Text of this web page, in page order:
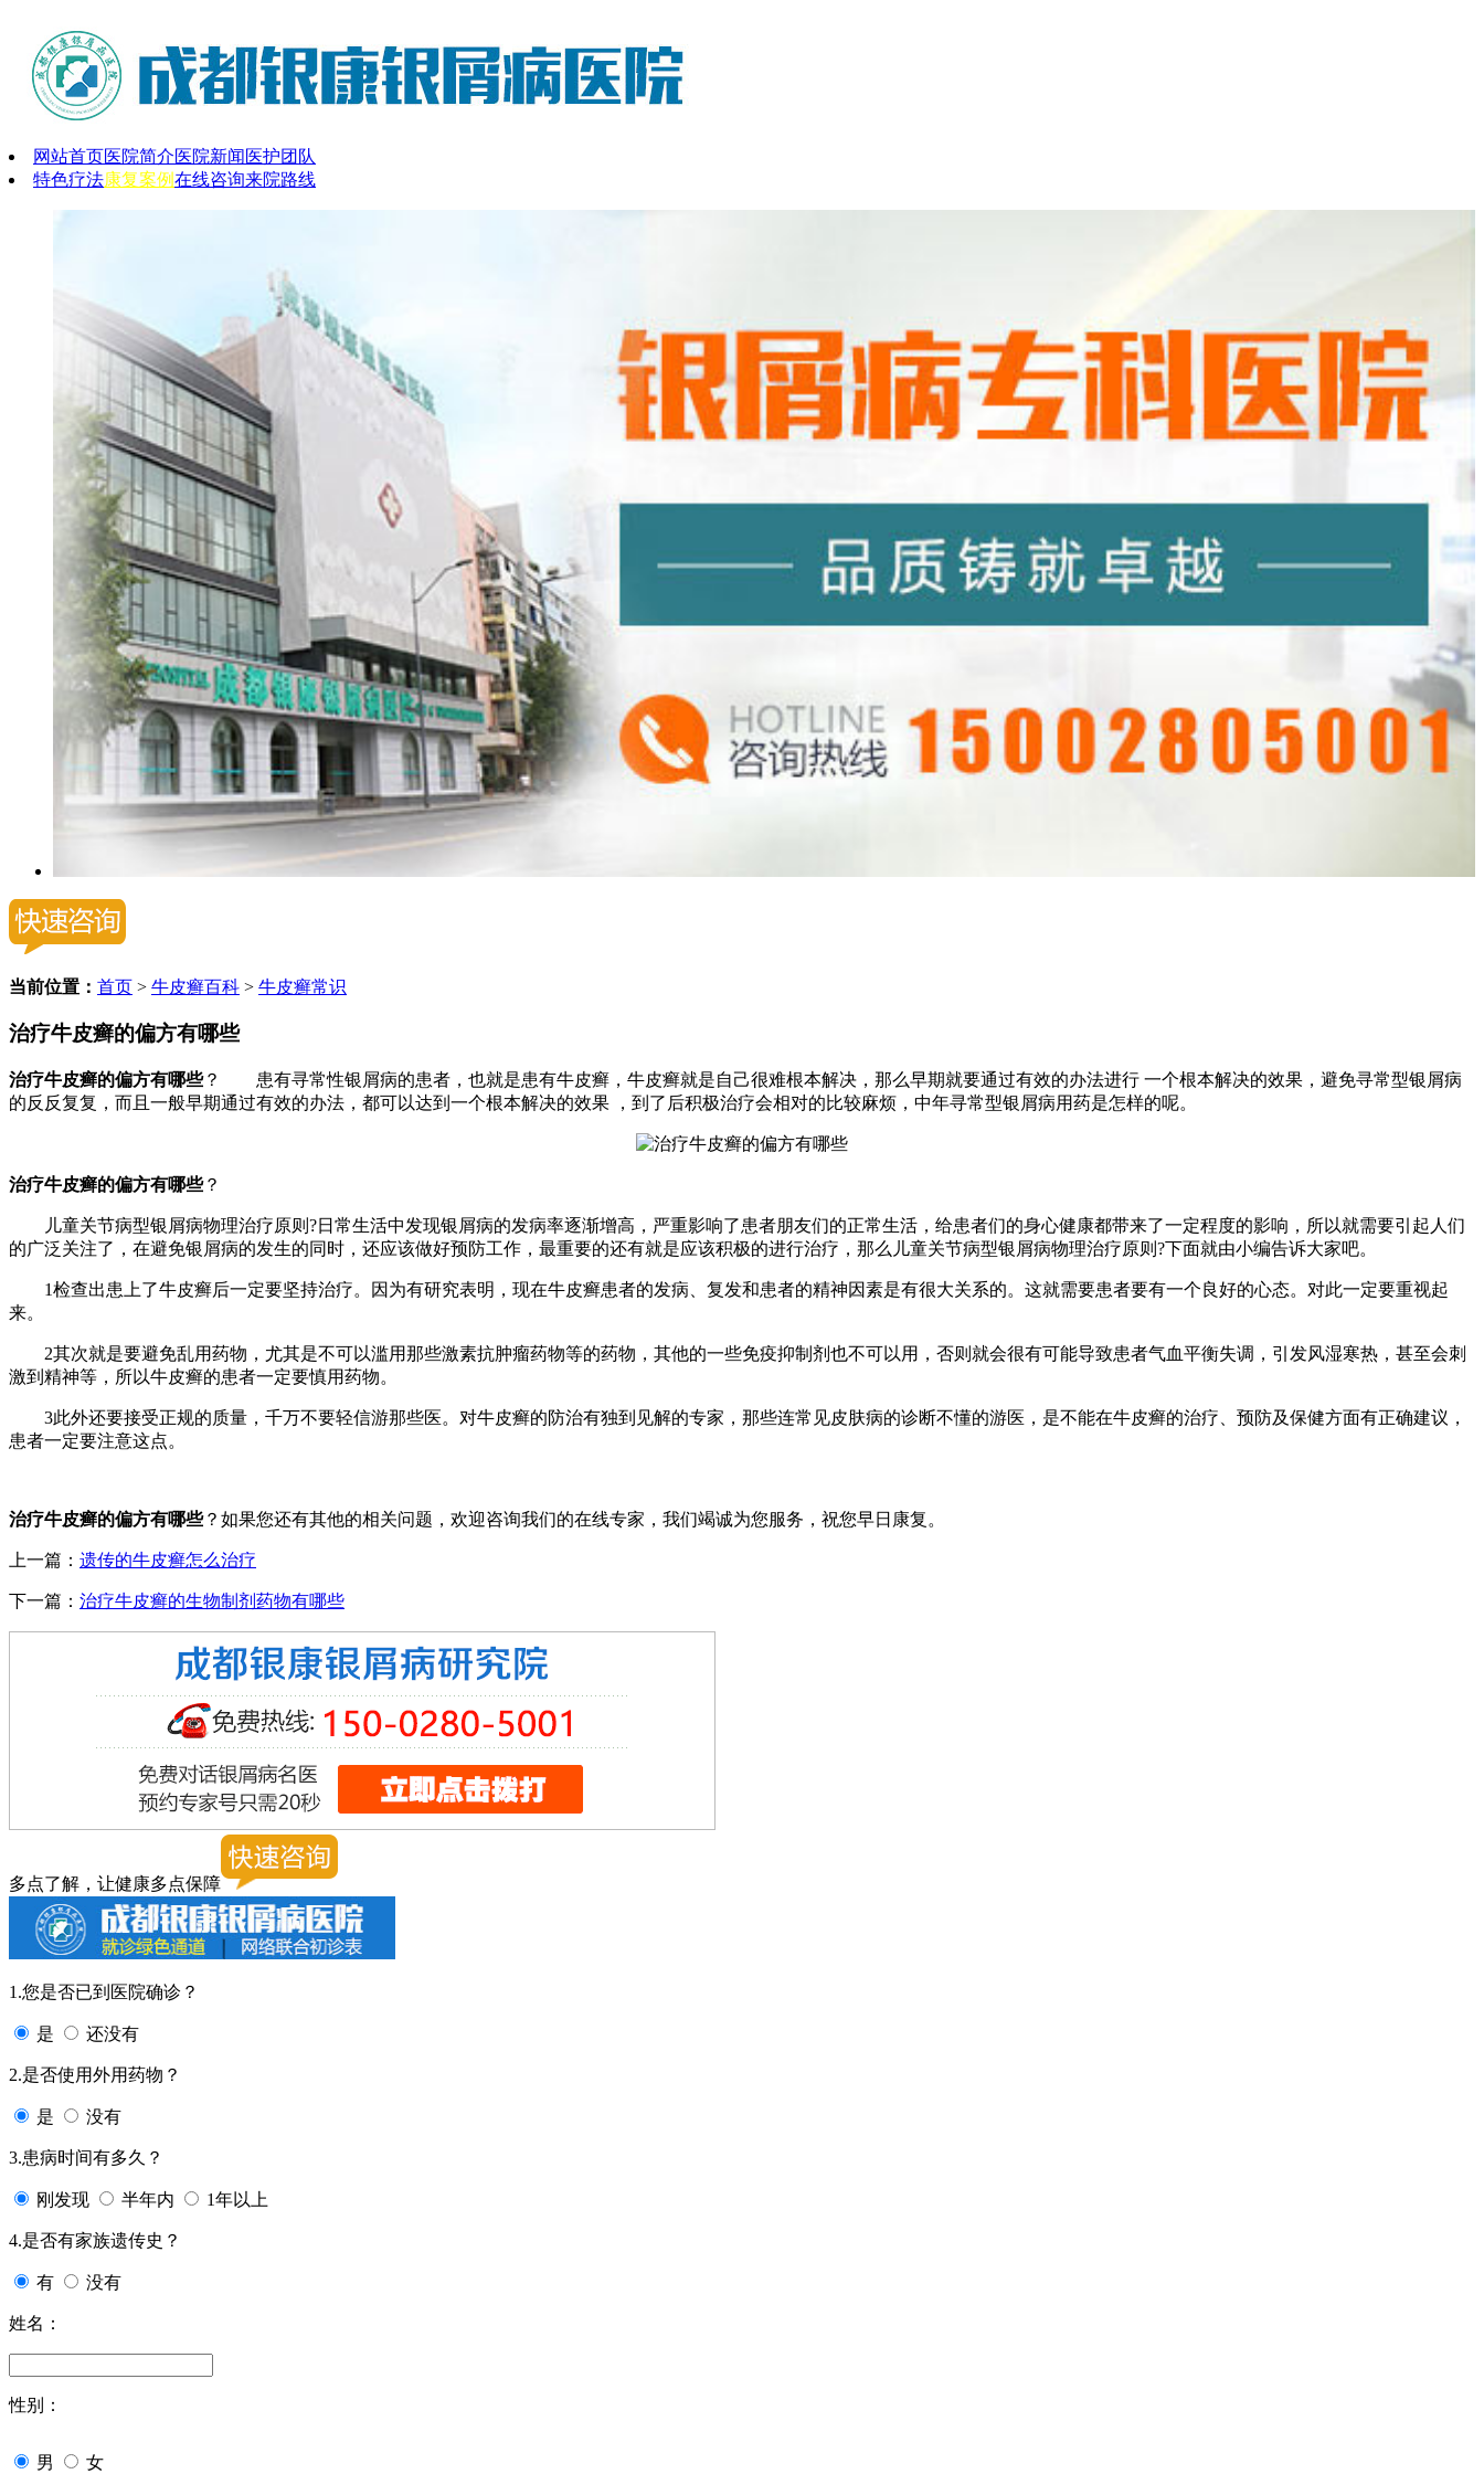
网站首页医院简介医院新闻 医护团队
特色疗法康复案例在线咨询来院路线
当前位置： 首页 > 牛皮癣百科 > 牛皮癣常识
治疗牛皮癣的偏方有哪些
治疗牛皮癣的偏方有哪些？ 患有寻常性银屑病的患者，也就是患有牛皮癣，牛皮癣就是自己很难根本解决，那么早期就要通过有效的办法进行 一个根本解决的效果，避免寻常型银屑病
的反反复复，而且一般早期通过有效的办法，都可以达到一个根本解决的效果 ，到了后积极治疗会相对的比较麻烦，中年寻常型银屑病用药是怎样的呢。
治疗牛皮癣的偏方有哪些？
儿童关节病型银屑病物理治疗原则?日常生活中发现银屑病的发病率逐渐增高，严重影响了患者朋友们的正常生活，给患者们的身心健康都带来了一定程度的影响，所以就需要引起人们
的广泛关注了，在避免银屑病的发生的同时，还应该做好预防工作，最重要的还有就是应该积极的进行治疗，那么儿童关节病型银屑病物理治疗原则?下面就由小编告诉大家吧。
1检查出患上了牛皮癣后一定要坚持治疗。因为有研究表明，现在牛皮癣患者的发病、复发和患者的精神因素是有很大关系的。这就需要患者要有一个良好的心态。对此一定要重视起
来。
2其次就是要避免乱用药物，尤其是不可以滥用那些激素抗肿瘤药物等的药物，其他的一些免疫抑制剂也不可以用，否则就会很有可能导致患者气血平衡失调，引发风湿寒热，甚至会刺
激到精神等，所以牛皮癣的患者一定要慎用药物。
3此外还要接受正规的质量，千万不要轻信游那些医。对牛皮癣的防治有独到见解的专家，那些连常见皮肤病的诊断不懂的游医，是不能在牛皮癣的治疗、预防及保健方面有正确建议，
患者一定要注意这点。
治疗牛皮癣的偏方有哪些？如果您还有其他的相关问题，欢迎咨询我们的在线专家，我们竭诚为您服务，祝您早日康复。
上一篇： 遗传的牛皮癣怎么治疗
下一篇： 治疗牛皮癣的生物制剂药物有哪些
多点了解，让健康多点保障
1.您是否已到医院确诊？
是 还没有
2.是否使用外用药物？
是 没有
3.患病时间有多久？
刚发现 半年内 1年以上
4.是否有家族遗传史？
有 没有
姓名：
性别：
男 女